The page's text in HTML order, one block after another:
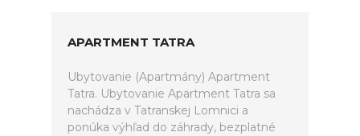
APARTMENT TATRA
Ubytovanie (Apartmány) Apartment
Tatra. Ubytovanie Apartment Tatra sa
nachádza v Tatranskej Lomnici a
ponúka výhľad do záhrady, bezplatné